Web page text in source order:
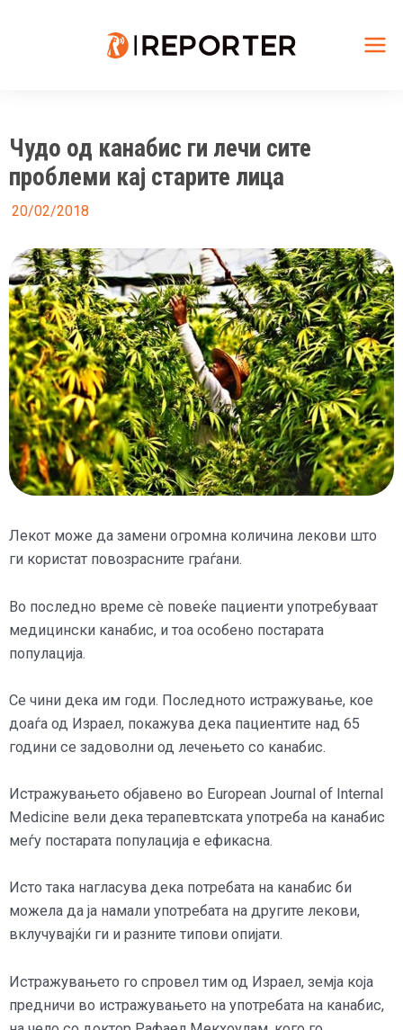
Чудо од канабис ги лечи сите
проблеми кај старите лица
20/02/2018
Лекот може да замени огромна количина лекови што
ги користат повозрасните граѓани.
Во последно време сè повеќе пациенти употребуваат
медицински канабис, и тоа особено постарата
популација.
Се чини дека им годи. Последното истражување, кое
доаѓа од Израел, покажува дека пациентите над 65
години се задоволни од лечењето со канабис.
Истражувањето објавено во European Journal of Internal
Medicine вели дека терапевтската употреба на канабис
меѓу постарата популација е ефикасна.
Исто така нагласува дека потребата на канабис би
можела да ја намали употребата на другите лекови,
вклучувајќи ги и разните типови опијати.
Истражувањето го спровел тим од Израел, земја која
предничи во истражувањето на употребата на канабис,